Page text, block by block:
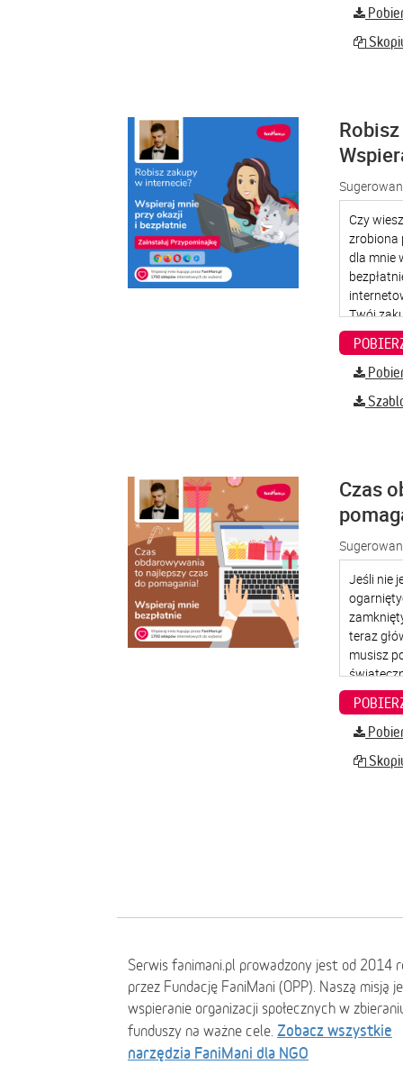
Czas
Serwis fanimani.pl prowadzony jest od 2014
przez Fundację FaniMani (OPP). Naszą misją
wspieranie organizacji społecznych w
funduszy na ważne cele. Zobacz wszystkie
narzędzia FaniMani dla NGO